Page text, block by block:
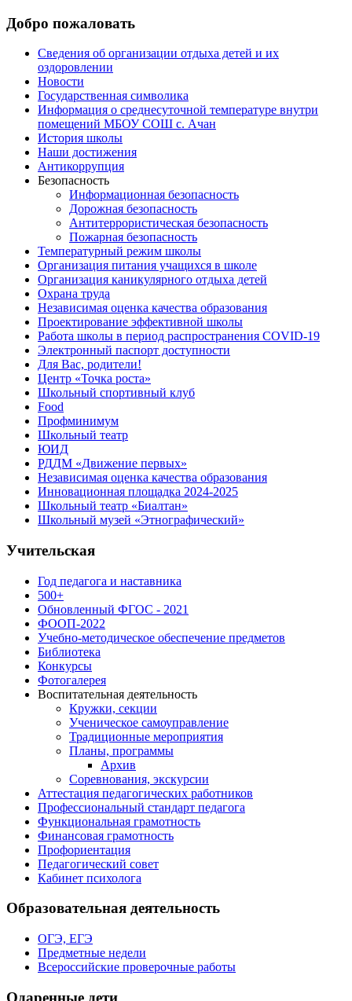
Добро пожаловать
Сведения об организации отдыха детей и их
оздоровлении
Новости
Государственная символика
Информация о среднесуточной температуре внутри
помещений МБОУ СОШ с. Ачан
История школы
Наши достижения
Антикоррупция
Безопасность
Информационная безопасность
Дорожная безопасность
Антитеррористическая безопасность
Пожарная безопасность
Температурный режим школы
Организация питания учащихся в школе
Организация каникулярного отдыха детей
Охрана труда
Независимая оценка качества образования
Проектирование эффективной школы
Работа школы в период распространения COVID-19
Электронный паспорт доступности
Для Вас, родители!
Центр «Точка роста»
Школьный спортивный клуб
Food
Профминимум
Школьный театр
ЮИД
РДДМ «Движение первых»
Независимая оценка качества образования
Инновационная площадка 2024-2025
Школьный театр «Биалтан»
Школьный музей «Этнографический»
Учительская
Год педагога и наставника
500+
Обновленный ФГОС - 2021
ФООП-2022
Учебно-методическое обеспечение предметов
Библиотека
Конкурсы
Фотогалерея
Воспитательная деятельность
Кружки, секции
Ученическое самоуправление
Традиционные мероприятия
Планы, программы
Архив
Соревнования, экскурсии
Аттестация педагогических работников
Профессиональный стандарт педагога
Функциональная грамотность
Финансовая грамотность
Профориентация
Педагогический совет
Кабинет психолога
Образовательная деятельность
ОГЭ, ЕГЭ
Предметные недели
Всероссийские проверочные работы
Одаренные дети